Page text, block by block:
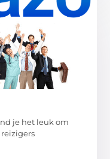
je het leuk om